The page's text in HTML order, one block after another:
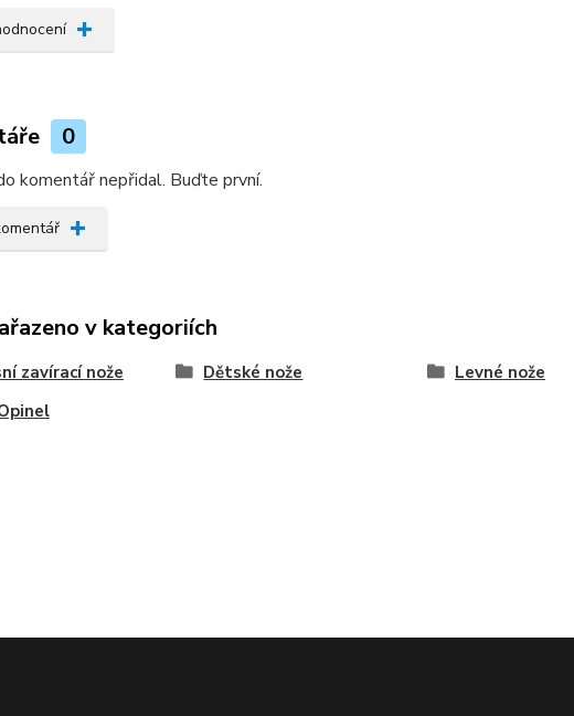
0
komentář nepřidal. Buďte první.
v kategoriích
zavírací nože Dětské nože Levné nože